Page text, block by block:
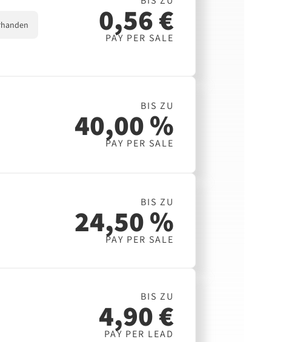
0,56 €
PAY PER SALE
BIS ZU
40,00 %
PAY PER SALE
BIS ZU
24,50 %
PAY PER SALE
BIS ZU
4,90 €
PAY PER LEAD